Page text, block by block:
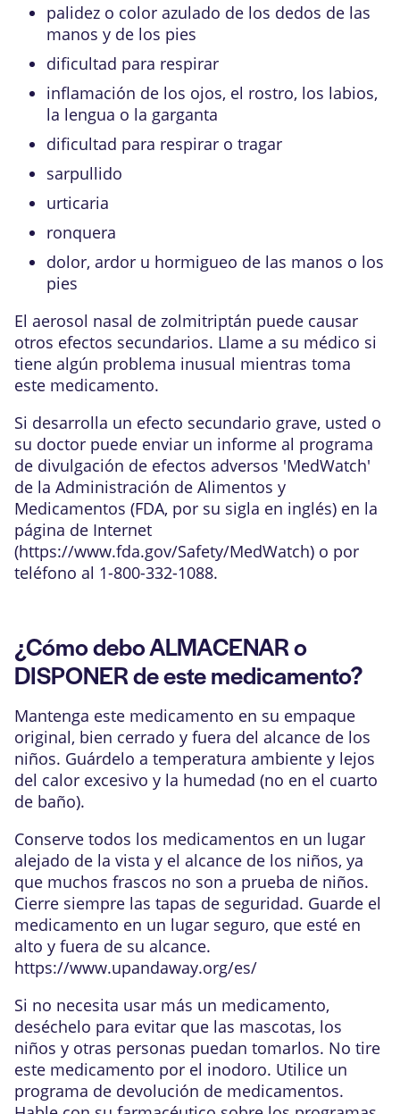
palidez o color azulado de los dedos de las
manos y de los pies
dificultad para respirar
inflamación de los ojos, el rostro, los labios,
la lengua o la garganta
dificultad para respirar o tragar
sarpullido
urticaria
ronquera
dolor, ardor u hormigueo de las manos o los
pies
El aerosol nasal de zolmitriptán puede causar
otros efectos secundarios. Llame a su médico si
tiene algún problema inusual mientras toma
este medicamento.
Si desarrolla un efecto secundario grave, usted o
su doctor puede enviar un informe al programa
de divulgación de efectos adversos 'MedWatch'
de la Administración de Alimentos y
Medicamentos (FDA, por su sigla en inglés) en la
página de Internet
(https://www.fda.gov/Safety/MedWatch) o por
teléfono al 1-800-332-1088.
¿Cómo debo ALMACENAR o
DISPONER de este medicamento?
Mantenga este medicamento en su empaque
original, bien cerrado y fuera del alcance de los
niños. Guárdelo a temperatura ambiente y lejos
del calor excesivo y la humedad (no en el cuarto
de baño).
Conserve todos los medicamentos en un lugar
alejado de la vista y el alcance de los niños, ya
que muchos frascos no son a prueba de niños.
Cierre siempre las tapas de seguridad. Guarde el
medicamento en un lugar seguro, que esté en
alto y fuera de su alcance.
https://www.upandaway.org/es/
Si no necesita usar más un medicamento,
deséchelo para evitar que las mascotas, los
niños y otras personas puedan tomarlos. No tire
este medicamento por el inodoro. Utilice un
programa de devolución de medicamentos.